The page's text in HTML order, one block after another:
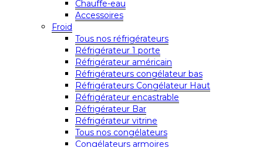
Chauffe-eau
Accessoires
Froid
Tous nos réfrigérateurs
Réfrigérateur 1 porte
Réfrigérateur américain
Réfrigérateurs congélateur bas
Réfrigérateurs Congélateur Haut
Réfrigérateur encastrable
Réfrigérateur Bar
Réfrigérateur vitrine
Tous nos congélateurs
Congélateurs armoires